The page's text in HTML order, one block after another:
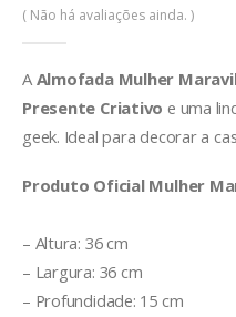
0 de 5
( Não há avaliações ainda. )
AAlmofada Mulher
Presente Criativo e uma
geek. Ideal para decorar a
Produto Oficial Mulher
– Altura: 36 cm
– Largura: 36 cm
– Profundidade: 15 cm